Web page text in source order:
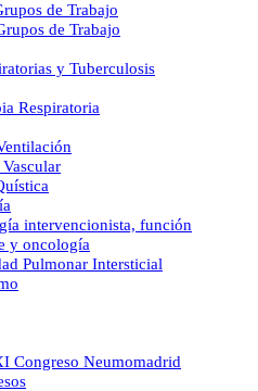
de Trabajo
de Trabajo
y Tuberculosis
Respiratoria
intervencionista, función
y oncología
Pulmonar Intersticial
Congreso Neumomadrid